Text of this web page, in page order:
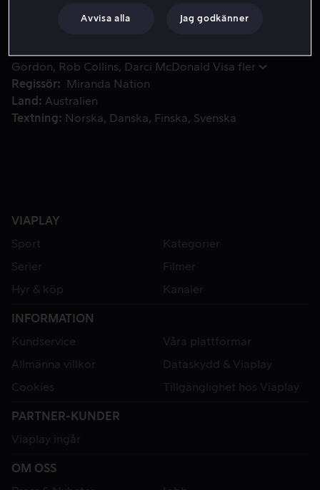
Gordon
Rob Collins Darci McDonald Visa fler
Regissör
Miranda Nation
Land
Australien
Textning
Norska Danska Finska Svenska
VIAPLAY
Sport
Kategorier
Serier
Filmer
Hyr & köp
Kanaler
INFORMATION
Kundservice
Våra plattformar
Allmänna villkor
Dataskydd & Viaplay
Cookies
Tillgänglighet hos Viaplay
PARTNER-KUNDER
Viaplay ingår
OM OSS
Avvisa alla Jag godkänner